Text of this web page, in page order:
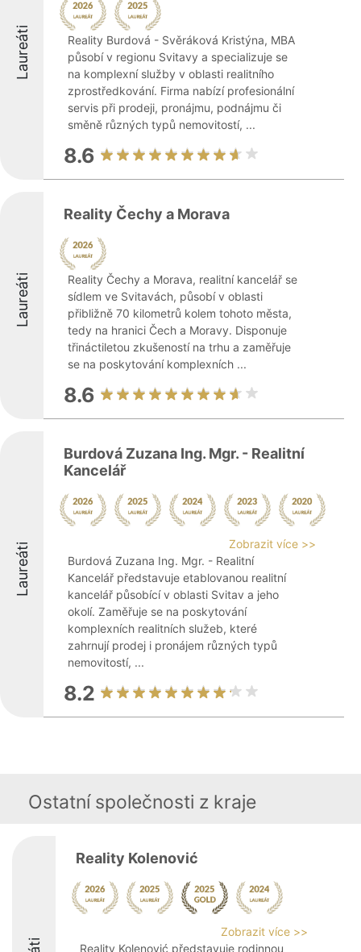
Laureáti
Reality Burdová - Svěráková Kristýna, MBA
působí v regionu Svitavy a specializuje se
na komplexní služby v oblasti realitního
zprostředkování. Firma nabízí profesionální
servis při prodeji, pronájmu, podnájmu či
směně různých typů nemovitostí, ...
8.6
Laureáti
Reality Čechy a Morava
Reality Čechy a Morava, realitní kancelář se
sídlem ve Svitavách, působí v oblasti
přibližně 70 kilometrů kolem tohoto města,
tedy na hranici Čech a Moravy. Disponuje
třináctiletou zkušeností na trhu a zaměřuje
se na poskytování komplexních ...
8.6
Laureáti
Burdová Zuzana Ing. Mgr. - Realitní
Kancelář
Zobrazit více >>
Burdová Zuzana Ing. Mgr. - Realitní
Kancelář představuje etablovanou realitní
kancelář působící v oblasti Svitav a jeho
okolí. Zaměřuje se na poskytování
komplexních realitních služeb, které
zahrnují prodej i pronájem různých typů
nemovitostí, ...
8.2
Ostatní společnosti z kraje
Reality Kolenović
Zobrazit více >>
Reality Kolenović představuje rodinnou